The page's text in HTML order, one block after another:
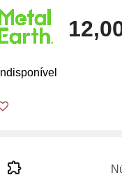
Indisponível